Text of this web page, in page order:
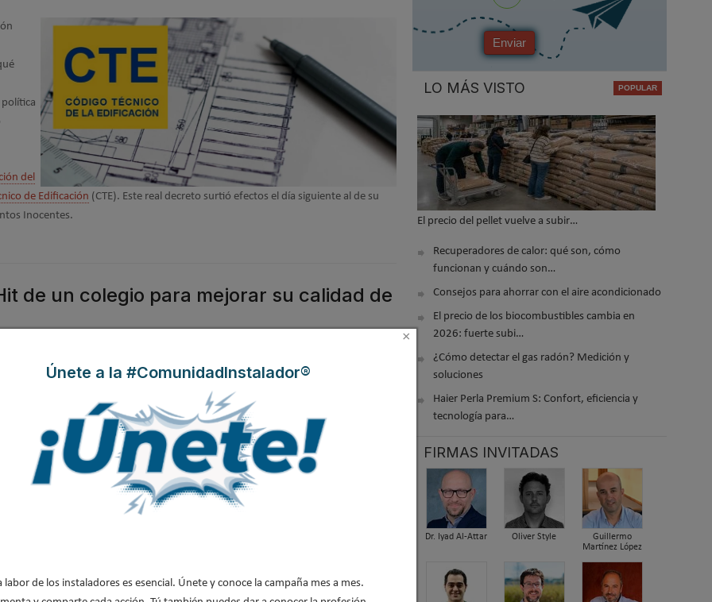
del
de Edificación (CTE). Este real decreto surtió efectos el día siguiente al de su
Inocentes.
de un colegio para mejorar su calidad de
Enviar
LO MÁS VISTO
El precio del pellet vuelve a subir…
Recuperadores de calor: qué son, cómo
funcionan y cuándo son…
Consejos para ahorrar con el aire acondicionado
El precio de los biocombustibles cambia en
2026: fuerte subi…
¿Cómo detectar el gas radón? Medición y
soluciones
Haier Perla Premium S: Confort, eficiencia y
tecnología para…
FIRMAS INVITADAS
Dr. Iyad Al-Attar Oliver Style
Guillermo
Martínez López
×
Únete a la #ComunidadInstalador®
labor de los instaladores es esencial. Únete y conoce la campaña mes a mes.